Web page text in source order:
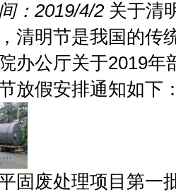
：2019/4/2 关于清
清明节是我国的传
院办公厅关于2019
放假安排通知如下
固废处理项目第一